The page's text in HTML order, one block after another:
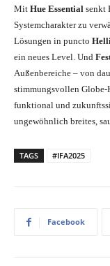
Mit Hue Essential senkt
Systemcharakter zu
Lösungen in puncto
ein neues Level. Und
Außenbereiche – von
stimmungsvollen Globe-
funktional und
ungewöhnlich breites,
TAGS #IFA2025
Facebook